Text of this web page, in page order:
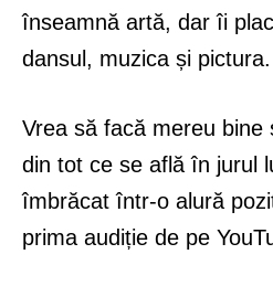
înseamnă artă, dar îi
dansul, muzica și pictura.
Vrea să facă mereu bine
din tot ce se află în jurul
îmbrăcat într-o alură
prima audiție de pe